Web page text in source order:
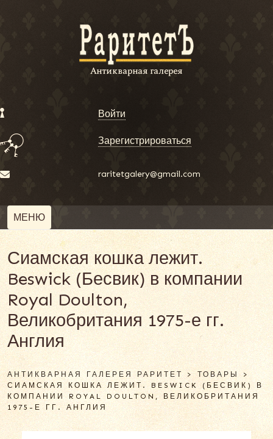
Войти
Зарегистрироваться
raritetgalery@gmail.com
МЕНЮ
Сиамская кошка лежит.
Beswick (Бесвик) в компании
Royal Doulton,
Великобритания 1975-е гг.
Англия
АНТИКВАРНАЯ ГАЛЕРЕЯ РАРИТЕТ >ТОВАРЫ >
СИАМСКАЯ КОШКА ЛЕЖИТ. BESWICK (БЕСВИК) В
КОМПАНИИ ROYAL DOULTON, ВЕЛИКОБРИТАНИЯ
1975-Е ГГ. АНГЛИЯ